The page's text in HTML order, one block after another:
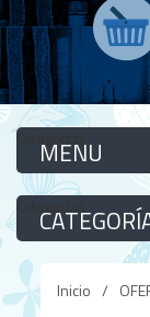
Categorías
Categorías
Inicio /